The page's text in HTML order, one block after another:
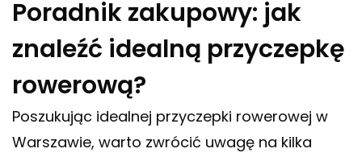
Poradnik zakupowy: jak
znaleźć idealną przyczepkę
rowerową?
Poszukując idealnej przyczepki rowerowej w
Warszawie, warto zwrócić uwagę na kilka